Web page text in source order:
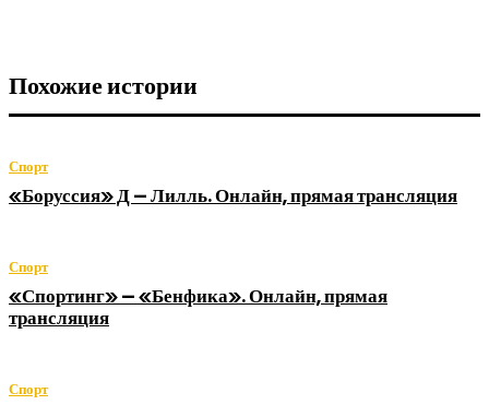
Похожие истории
Спорт
«Боруссия» Д — Лилль. Онлайн, прямая трансляция
Спорт
«Спортинг» — «Бенфика». Онлайн, прямая
трансляция
Спорт